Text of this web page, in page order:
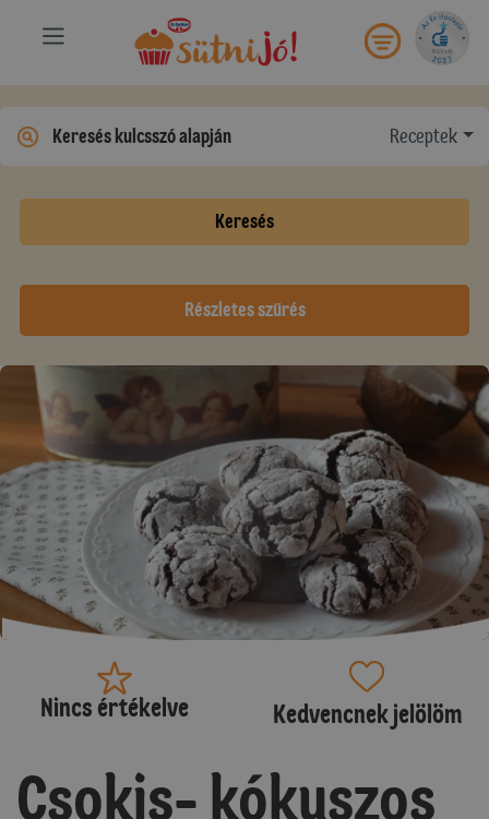
Receptek
Keresés
Részletes szűrés
Nincs értékelve Kedvencnek jelölöm
Csokis- kókuszos